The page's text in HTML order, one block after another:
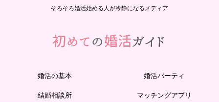
そろそろ婚活始める人が冷静になるメディア
婚活の基本 婚活パーティ
結婚相談所 マッチングアプリ